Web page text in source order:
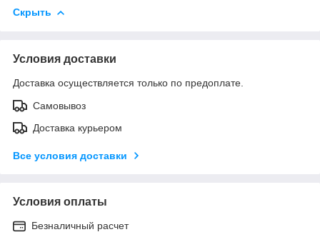
Скрыть
Условия доставки
Доставка осуществляется только по предоплате.
Самовывоз
Доставка курьером
Все условия доставки
Условия оплаты
Безналичный расчет